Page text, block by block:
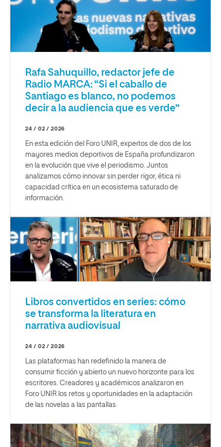
Rafa Sahuquillo, redactor jefe de
Radio MARCA: “Si el caballo de
Santiago es blanco, no podemos
decir a la audiencia que es verde”
24 / 02 / 2026
En esta edición del Foro UNIR, expertos de dos de los
mayores medios deportivos de España profundizaron
en la evolución que vive el periodismo. Juntos
analizamos cómo innovar sin perder rigor, ética ni
capacidad crítica en un ecosistema saturado de
información.
Libros convertidos en series: cómo
se transforma la literatura en
narrativa audiovisual
24 / 02 / 2026
Las plataformas han redefinido la manera de
consumir ficción y abierto un nuevo horizonte para los
escritores. Creadores y académicos analizaron en
Foro UNIR los retos y oportunidades en la adaptación
de las novelas a las pantallas.